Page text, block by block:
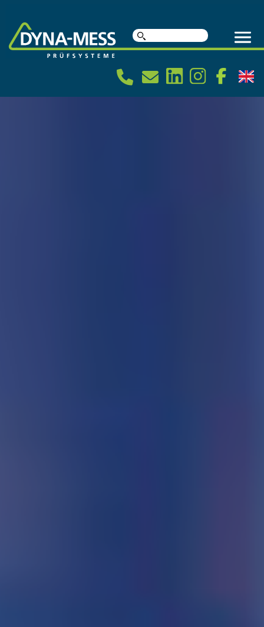
Suche
nach: